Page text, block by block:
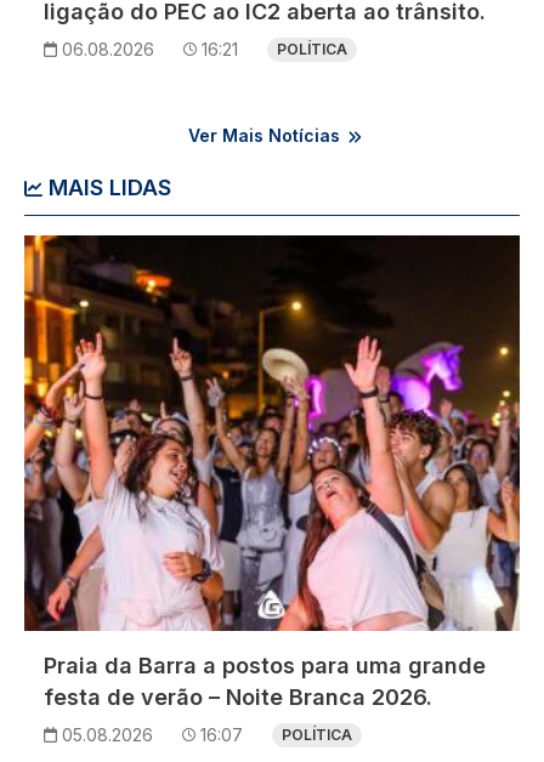
ligação do PEC ao IC2 aberta ao trânsito.
06.08.2026 16:21 POLÍTICA
Ver Mais Notícias
MAIS LIDAS
Imagem
Praia da Barra a postos para uma grande
festa de verão – Noite Branca 2026.
05.08.2026 16:07 POLÍTICA